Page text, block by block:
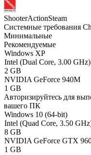
ShooterActionSteam
Системные требования
Минимальные
Рекомендуемые
Windows XP
Intel (Dual Core, 3.00
2 GB
NVIDIA GeForce 940M
1 GB
Авторизируйтесь для
вашего ПК
Windows 10 (64-bit)
Intel (Quad Core, 3.50
8 GB
NVIDIA GeForce GTX
1 GB